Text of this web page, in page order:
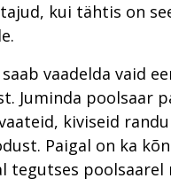
kui tähtis on
vaadelda vaid
Juminda poolsaar
kiviseid
Paigal on ka
tegutses